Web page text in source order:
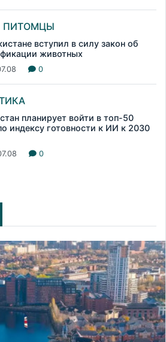
ПИТОМЦЫ
вступил в силу закон об
животных
0
планирует войти в топ-50
индексу готовности к ИИ к 2030
0